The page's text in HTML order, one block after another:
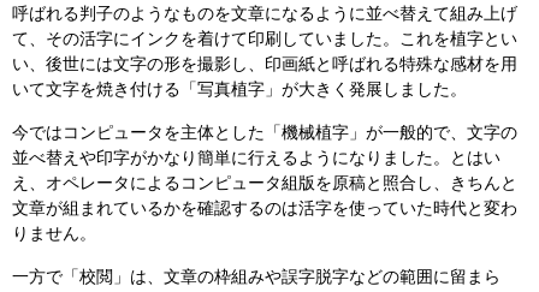
呼ばれる判子のようなものを文章になるように並べ替えて組み上げ
て、その活字にインクを着けて印刷していました。これを植字とい
い、後世には文字の形を撮影し、印画紙と呼ばれる特殊な感材を用
いて文字を焼き付ける「写真植字」が大きく発展しました。
今ではコンピュータを主体とした「機械植字」が一般的で、文字の
並べ替えや印字がかなり簡単に行えるようになりました。とはい
え、オペレータによるコンピュータ組版を原稿と照合し、きちんと
文章が組まれているかを確認するのは活字を使っていた時代と変わ
りません。
一方で「校閲」は、文章の枠組みや誤字脱字などの範囲に留まら